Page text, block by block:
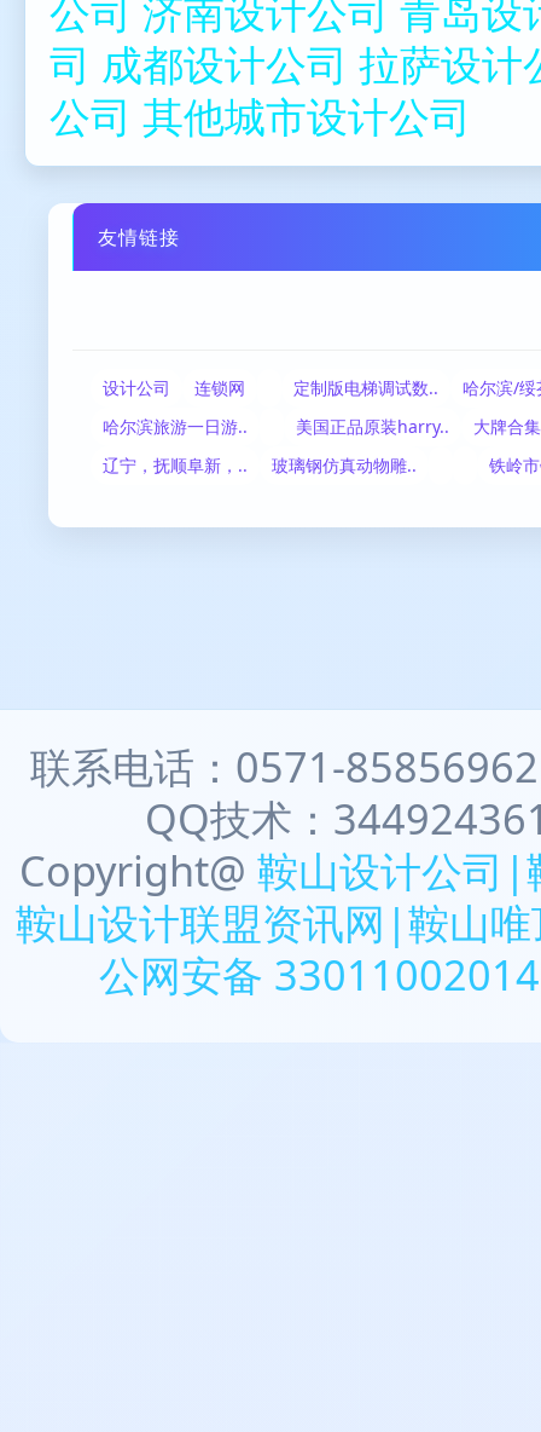
司 成都设计公司 拉萨设计
公司 其他城市设计公司
友情链接
设计公司 连锁网 定制版电梯调试数..
哈尔滨/绥
哈尔滨旅游一日游..
美国正品原装harry..
大牌合
辽宁，抚顺阜新，..
玻璃钢仿真动物雕.. 铁岭
联系电话：0571-
QQ技术：
Copyright@ 鞍山设计公司|
鞍山设计联盟资讯网|鞍山
公网安备